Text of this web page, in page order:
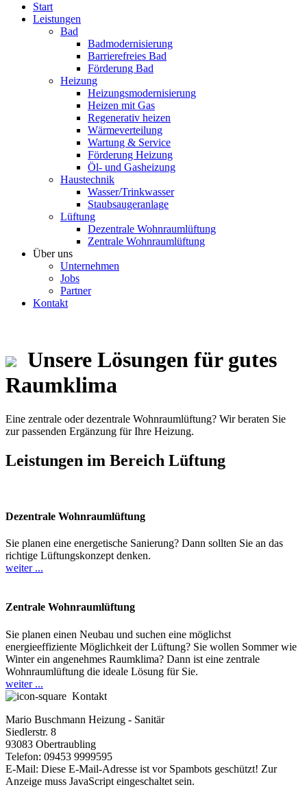
Start
Leistungen
Bad
Badmodernisierung
Barrierefreies Bad
Förderung Bad
Heizung
Heizungsmodernisierung
Heizen mit Gas
Regenerativ heizen
Wärmeverteilung
Wartung & Service
Förderung Heizung
Öl- und Gasheizung
Haustechnik
Wasser/Trinkwasser
Staubsaugeranlage
Lüftung
Dezentrale Wohnraumlüftung
Zentrale Wohnraumlüftung
Über uns
Unternehmen
Jobs
Partner
Kontakt
Unsere Lösungen für gutes
Raumklima
Eine zentrale oder dezentrale Wohnraumlüftung? Wir beraten Sie
zur passenden Ergänzung für Ihre Heizung.
Leistungen im Bereich Lüftung
Dezentrale Wohnraumlüftung
Sie planen eine energetische Sanierung? Dann sollten Sie an das
richtige Lüftungskonzept denken.
weiter ...
Zentrale Wohnraumlüftung
Sie planen einen Neubau und suchen eine möglichst
energieeffiziente Möglichkeit der Lüftung? Sie wollen Sommer wie
Winter ein angenehmes Raumklima? Dann ist eine zentrale
Wohnraumlüftung die ideale Lösung für Sie.
weiter ...
Kontakt
Mario Buschmann Heizung - Sanitär
Siedlerstr. 8
93083 Obertraubling
Telefon: 09453 9999595
E-Mail: Diese E-Mail-Adresse ist vor Spambots geschützt! Zur
Anzeige muss JavaScript eingeschaltet sein.